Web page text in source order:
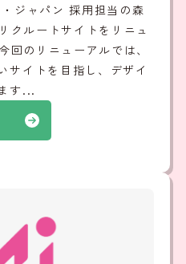
ジャパン 採用担当の森
ルートサイトをリニュ
のリニューアルでは、
サイトを目指し、デザイ
す...